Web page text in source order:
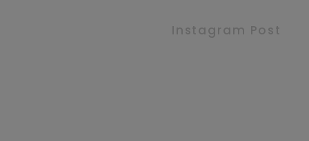
Instagram Post